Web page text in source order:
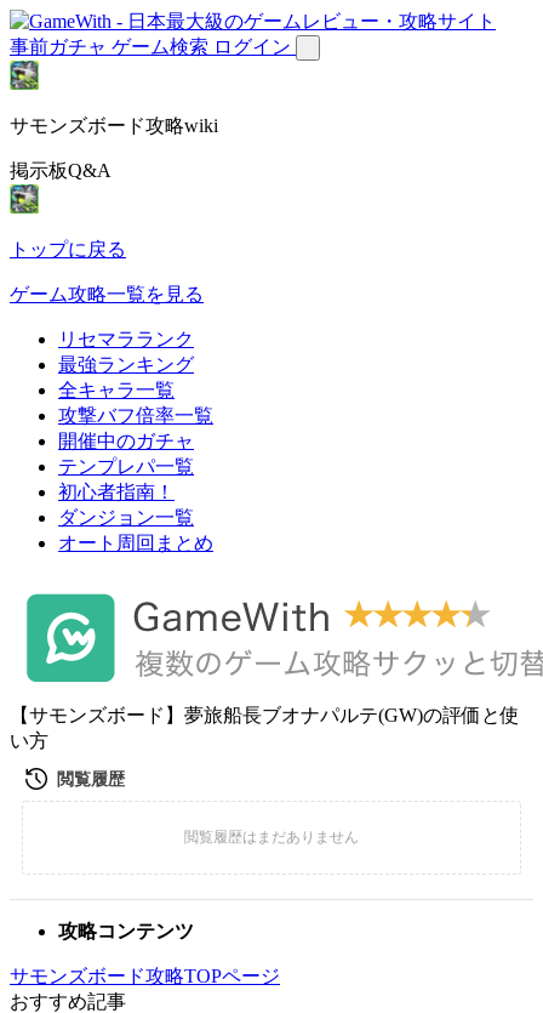
事前ガチャ ゲーム検索 ログイン
サモンズボード攻略wiki
掲示板Q&A
トップに戻る
ゲーム攻略一覧を見る
リセマラランク
最強ランキング
全キャラ一覧
攻撃バフ倍率一覧
開催中のガチャ
テンプレパ一覧
初心者指南！
ダンジョン一覧
オート周回まとめ
【サモンズボード】夢旅船長ブオナパルテ(GW)の評価と使
い方
攻略コンテンツ
サモンズボード攻略TOPページ
おすすめ記事